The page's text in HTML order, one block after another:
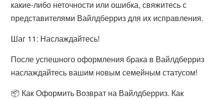
какие-либо неточности или ошибка, свяжитесь с
представителями Вайлдберриз для их исправления.
Шаг 11: Наслаждайтесь!
После успешного оформления брака в Вайлдберриз
наслаждайтесь вашим новым семейным статусом!
📦 Как Оформить Возврат на Вайлдберриз. Как